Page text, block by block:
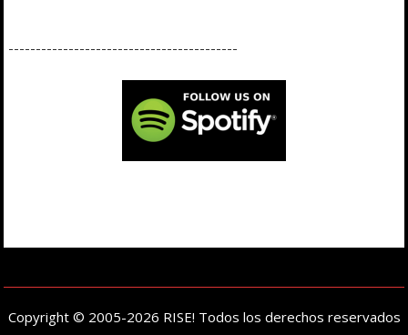
------------------------------------------
Copyright © 2005-2026 RISE! Todos los derechos reservados